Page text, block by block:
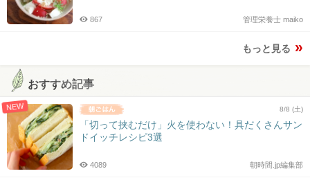
管理栄養士 maiko
867
もっと見る
おすすめ記事
NEW 8/8 (土)
「切って挟むだけ」火を使わない！具だくさんサン
ドイッチレシピ3選
朝時間.jp編集部
4089